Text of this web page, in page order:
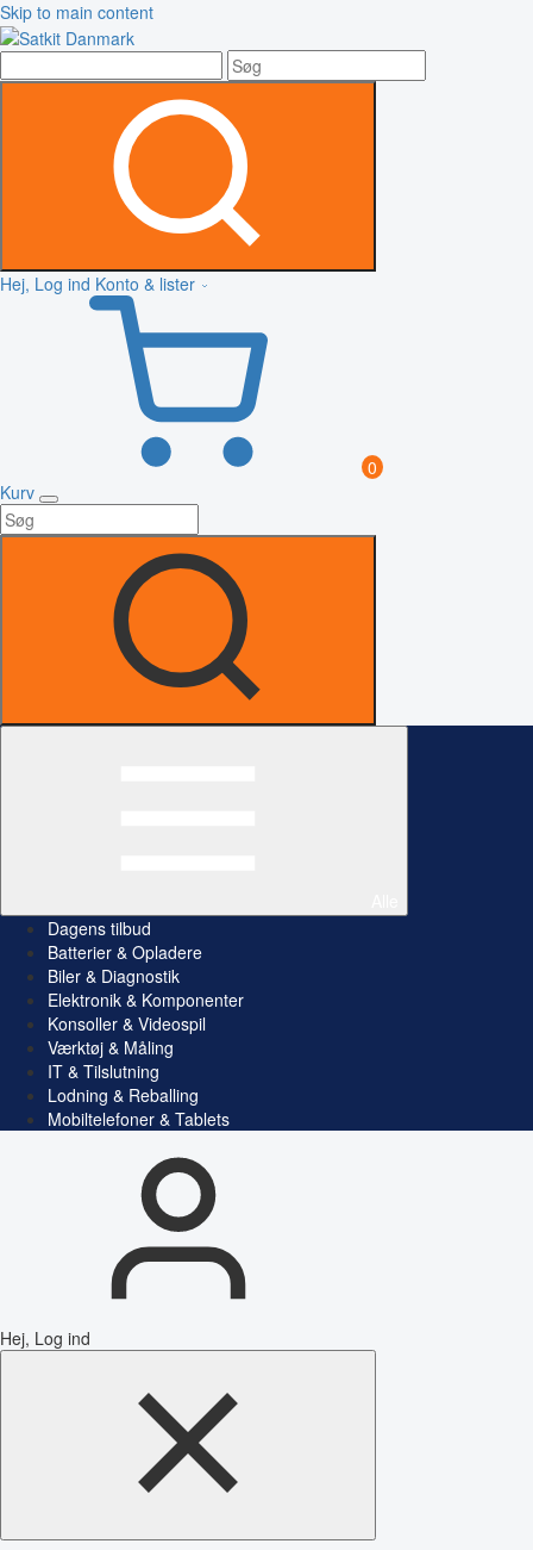
Skip to main content
Hej, Log ind Konto & lister
0
Kurv
Dagens tilbud
Batterier & Opladere
Biler & Diagnostik
Elektronik & Komponenter
Konsoller & Videospil
Værktøj & Måling
IT & Tilslutning
Lodning & Reballing
Mobiltelefoner & Tablets
Hej, Log ind